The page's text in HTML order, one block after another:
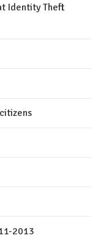
Identity Theft
2013